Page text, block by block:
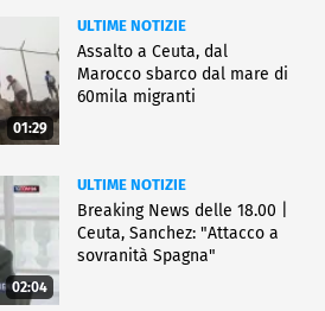
01:29
ULTIME NOTIZIE
Assalto a Ceuta, dal
Marocco sbarco dal mare di
60mila migranti
02:04
ULTIME NOTIZIE
Breaking News delle 18.00 |
Ceuta, Sanchez: "Attacco a
sovranità Spagna"